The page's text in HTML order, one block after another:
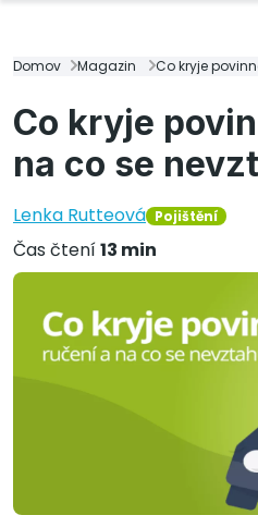
Domov Magazin Co kryje
Co kryje
na co se
Lenka Rutteová Pojištění
Čas čtení13 min